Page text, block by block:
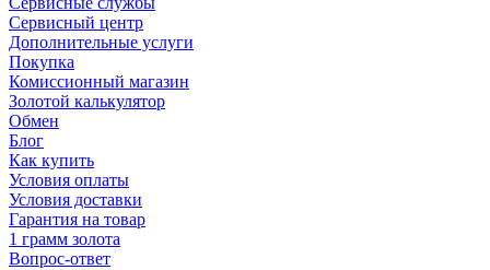
Сервисный центр
Дополнительные услуги
Покупка
Комиссионный магазин
Золотой калькулятор
Обмен
Блог
Как купить
Условия оплаты
Условия доставки
Гарантия на товар
1 грамм золота
Вопрос-ответ